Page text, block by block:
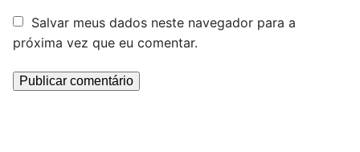
Salvar meus dados neste navegador para a
próxima vez que eu comentar.